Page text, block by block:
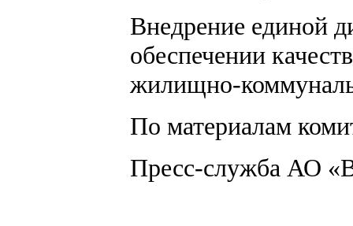
Внедрение единой
обеспечении
жилищно-
По материалам
Пресс-служба АО